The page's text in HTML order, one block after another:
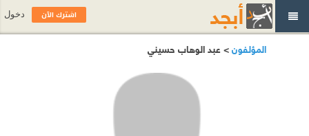
المؤلفون> عبد الوهاب حسيني
اشترك الآن دخول